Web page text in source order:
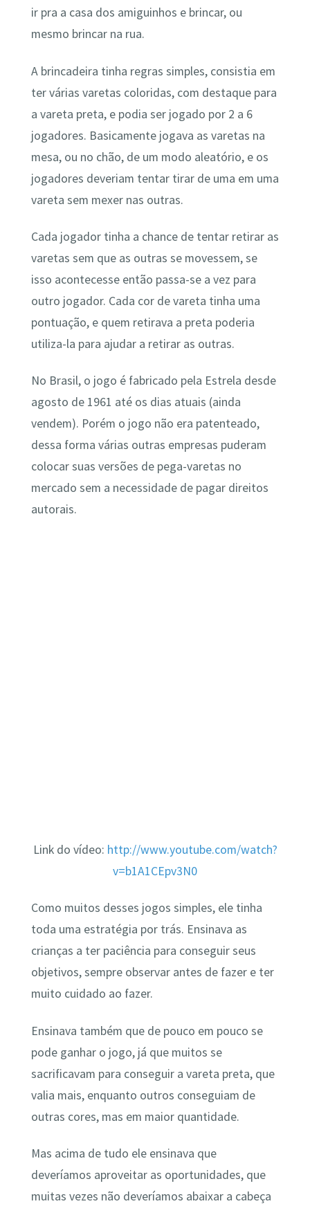
ir pra a casa dos amiguinhos e brincar, ou
mesmo brincar na rua.
A brincadeira tinha regras simples, consistia em
ter várias varetas coloridas, com destaque para
a vareta preta, e podia ser jogado por 2 a 6
jogadores. Basicamente jogava as varetas na
mesa, ou no chão, de um modo aleatório, e os
jogadores deveriam tentar tirar de uma em uma
vareta sem mexer nas outras.
Cada jogador tinha a chance de tentar retirar as
varetas sem que as outras se movessem, se
isso acontecesse então passa-se a vez para
outro jogador. Cada cor de vareta tinha uma
pontuação, e quem retirava a preta poderia
utiliza-la para ajudar a retirar as outras.
No Brasil, o jogo é fabricado pela Estrela desde
agosto de 1961 até os dias atuais (ainda
vendem). Porém o jogo não era patenteado,
dessa forma várias outras empresas puderam
colocar suas versões de pega-varetas no
mercado sem a necessidade de pagar direitos
autorais.
Link do vídeo: http://www.youtube.com/watch?
v=b1A1CEpv3N0
Como muitos desses jogos simples, ele tinha
toda uma estratégia por trás. Ensinava as
crianças a ter paciência para conseguir seus
objetivos, sempre observar antes de fazer e ter
muito cuidado ao fazer.
Ensinava também que de pouco em pouco se
pode ganhar o jogo, já que muitos se
sacrificavam para conseguir a vareta preta, que
valia mais, enquanto outros conseguiam de
outras cores, mas em maior quantidade.
Mas acima de tudo ele ensinava que
deveríamos aproveitar as oportunidades, que
muitas vezes não deveríamos abaixar a cabeça